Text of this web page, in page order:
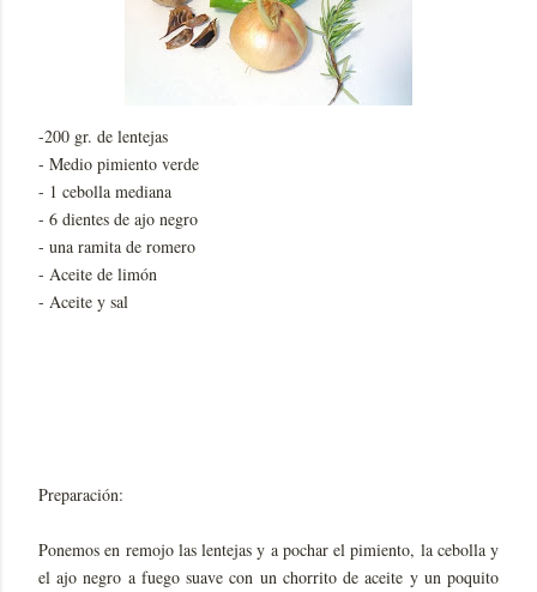
-200 gr. de lentejas
- Medio pimiento verde
- 1 cebolla mediana
- 6 dientes de ajo negro
- una ramita de romero
- Aceite de limón
- Aceite y sal
Preparación:
Ponemos en remojo las lentejas y a pochar el pimiento, la cebolla y
el ajo negro a fuego suave con un chorrito de aceite y un poquito